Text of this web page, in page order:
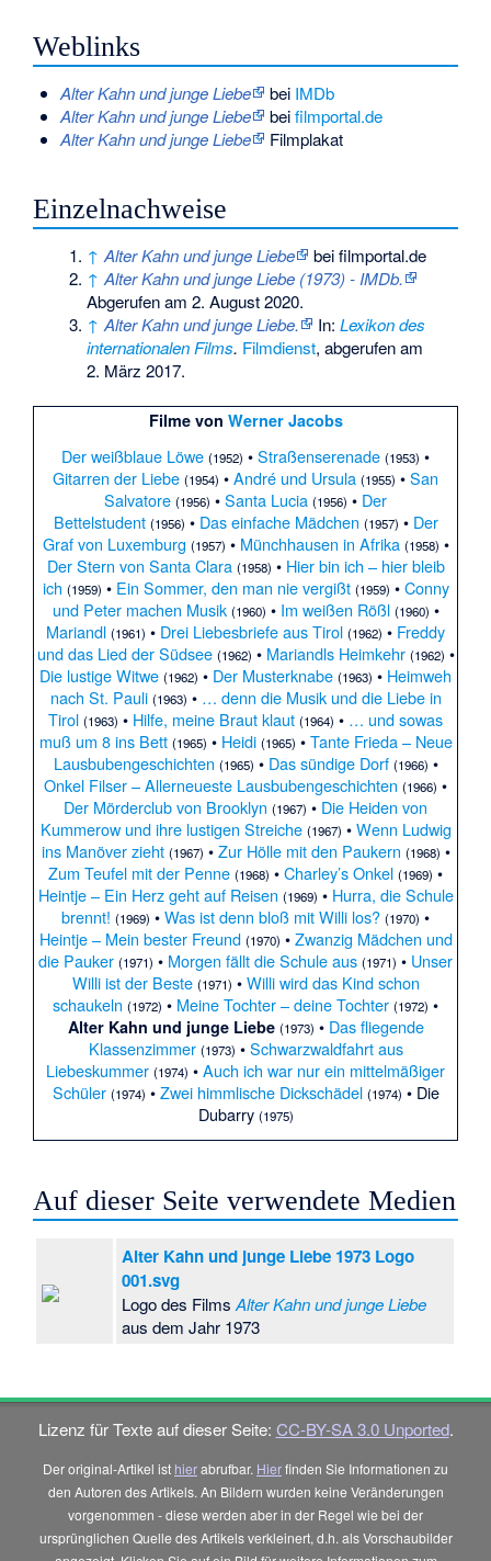
Weblinks
Alter Kahn und junge Liebe bei IMDb
Alter Kahn und junge Liebe
beifilmportal.de
Alter Kahn und junge Liebe
Filmplakat
Einzelnachweise
↑ Alter Kahn und junge Liebe
bei filmportal.de
↑ Alter Kahn und junge Liebe (1973) - IMDb.
Abgerufen am 2. August 2020.
↑ Alter Kahn und junge Liebe. In:Lexikon des
internationalen Films. Filmdienst, abgerufen am
2. März 2017.
Filme von Werner Jacobs
Der weißblaue Löwe (1952) •Straßenserenade (1953) •
Gitarren der Liebe (1954) •André und Ursula (1955) •San
Salvatore (1956) •Santa Lucia (1956) • Der
Bettelstudent (1956) • Das einfache Mädchen (1957) • Der
Graf von Luxemburg (1957) • Münchhausen in Afrika (1958) •
Der Stern von Santa Clara (1958) • Hier bin ich – hier bleib
ich (1959) • Ein Sommer, den man nie vergißt (1959) •Conny
und Peter machen Musik (1960) • Im weißen Rößl (1960) •
Mariandl (1961) • Drei Liebesbriefe aus Tirol (1962) • Freddy
und das Lied der Südsee (1962) • Mariandls Heimkehr (1962) •
Die lustige Witwe (1962) • Der Musterknabe (1963) • Heimweh
nach St. Pauli (1963) • … denn die Musik und die Liebe in
Tirol (1963) • Hilfe, meine Braut klaut (1964) • … und sowas
muß um 8 ins Bett (1965) • Heidi (1965) •Tante Frieda – Neue
Lausbubengeschichten (1965) • Das sündige Dorf (1966) •
Onkel Filser – Allerneueste Lausbubengeschichten (1966) •
Der Mörderclub von Brooklyn (1967) • Die Heiden von
Kummerow und ihre lustigen Streiche (1967) •Wenn Ludwig
ins Manöver zieht (1967) •Zur Hölle mit den Paukern (1968) •
Zum Teufel mit der Penne (1968) •Charley’s Onkel (1969) •
Heintje – Ein Herz geht auf Reisen (1969) • Hurra, die Schule
brennt! (1969) •Was ist denn bloß mit Willi los? (1970) •
Heintje – Mein bester Freund (1970) •Zwanzig Mädchen und
die Pauker (1971) • Morgen fällt die Schule aus (1971) • Unser
Willi ist der Beste (1971) •Willi wird das Kind schon
schaukeln (1972) • Meine Tochter – deine Tochter (1972) •
Alter Kahn und junge Liebe (1973) • Das fliegende
Klassenzimmer (1973) •Schwarzwaldfahrt aus
Liebeskummer (1974) •Auch ich war nur ein mittelmäßiger
Schüler (1974) •Zwei himmlische Dickschädel (1974) • Die
Dubarry (1975)
Auf dieser Seite verwendete Medien
Alter Kahn und junge Liebe 1973 Logo
001.svg
Logo des FilmsAlter Kahn und junge Liebe
aus dem Jahr 1973
Lizenz für Texte auf dieser Seite: CC-BY-SA 3.0 Unported.
Der original-Artikel ist hierabrufbar. Hierfinden Sie Informationen zu
den Autoren des Artikels. An Bildern wurden keine Veränderungen
vorgenommen - diese werden aber in der Regel wie bei der
ursprünglichen Quelle des Artikels verkleinert, d.h. als Vorschaubilder